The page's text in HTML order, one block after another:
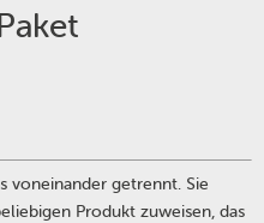
voneinander getrennt. Sie
Produkt zuweisen, das